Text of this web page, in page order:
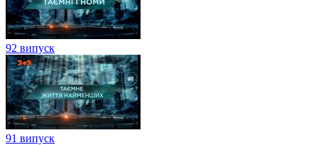
92 випуск
91 випуск